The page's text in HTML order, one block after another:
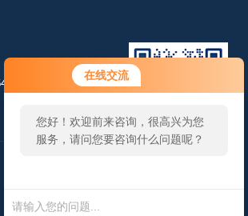
在线交流
您好！欢迎前来咨询，很高兴为您
服务，请问您要咨询什么问题呢？
您好，看您停留很久了，是否找到
了需求产品，您可以直接在线与我